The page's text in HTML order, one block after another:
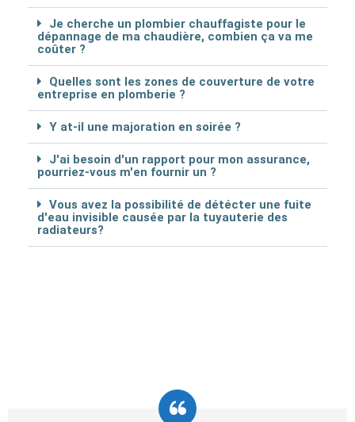
Je cherche un plombier chauffagiste pour le
dépannage de ma chaudière, combien ça va me
coûter ?
Quelles sont les zones de couverture de votre
entreprise en plomberie ?
Y at-il une majoration en soirée ?
J'ai besoin d'un rapport pour mon assurance,
pourriez-vous m'en fournir un ?
Vous avez la possibilité de détécter une fuite
d'eau invisible causée par la tuyauterie des
radiateurs?